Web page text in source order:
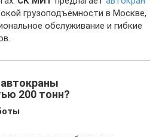
грузоподъёмности в Москве,
обслуживание и гибкие
200 тонн?